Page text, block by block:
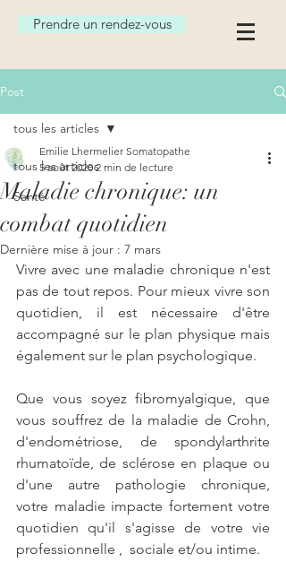
Prendre un rendez-vous
Post
tous les articles
Santé
tous les articles
Maladie chronique: un
combat quotidien
Emilie Lhermelier Somatopathe
5 août 2020 2 min de lecture
Dernière mise à jour : 7 mars
Vivre avec une maladie chronique n'est
pas de tout repos. Pour mieux vivre son
quotidien, il est nécessaire d'être
accompagné sur le plan physique mais
également sur le plan psychologique.
Que vous soyez fibromyalgique, que
vous souffrez de la maladie de Crohn,
d'endométriose, de spondylarthrite
rhumatoïde, de sclérose en plaque ou
d'une autre pathologie chronique,
votre maladie impacte fortement votre
quotidien qu'il s'agisse de votre vie
professionnelle ,  sociale et/ou intime.